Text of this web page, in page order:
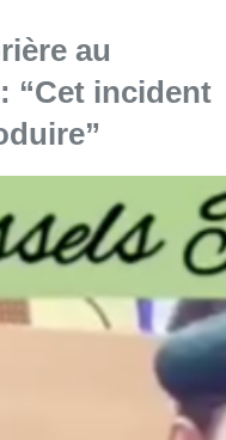
au
“Cet incident